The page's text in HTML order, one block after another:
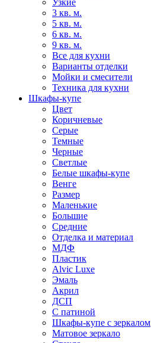
Узкие
3 кв. м.
5 кв. м.
6 кв. м.
9 кв. м.
Все для кухни
Варианты отделки
Мойки и смесители
Техника для кухни
Шкафы-купе
Цвет
Коричневые
Серые
Темные
Черные
Светлые
Белые шкафы-купе
Венге
Размер
Маленькие
Большие
Средние
Отделка и материал
МДФ
Пластик
Alvic Luxe
Эмаль
Акрил
ДСП
С патиной
Шкафы-купе с зеркалом
Матовое зеркало